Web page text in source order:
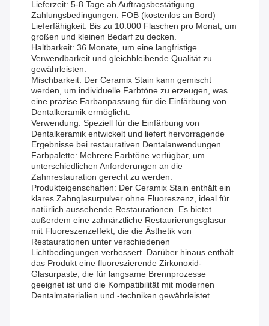
Lieferzeit: 5-8 Tage ab Auftragsbestätigung.
Zahlungsbedingungen: FOB (kostenlos an Bord)
Lieferfähigkeit: Bis zu 10.000 Flaschen pro Monat, um
großen und kleinen Bedarf zu decken.
Haltbarkeit: 36 Monate, um eine langfristige
Verwendbarkeit und gleichbleibende Qualität zu
gewährleisten.
Mischbarkeit: Der Ceramix Stain kann gemischt
werden, um individuelle Farbtöne zu erzeugen, was
eine präzise Farbanpassung für die Einfärbung von
Dentalkeramik ermöglicht.
Verwendung: Speziell für die Einfärbung von
Dentalkeramik entwickelt und liefert hervorragende
Ergebnisse bei restaurativen Dentalanwendungen.
Farbpalette: Mehrere Farbtöne verfügbar, um
unterschiedlichen Anforderungen an die
Zahnrestauration gerecht zu werden.
Produkteigenschaften: Der Ceramix Stain enthält ein
klares Zahnglasurpulver ohne Fluoreszenz, ideal für
natürlich aussehende Restaurationen. Es bietet
außerdem eine zahnärztliche Restaurierungsglasur
mit Fluoreszenzeffekt, die die Ästhetik von
Restaurationen unter verschiedenen
Lichtbedingungen verbessert. Darüber hinaus enthält
das Produkt eine fluoreszierende Zirkonoxid-
Glasurpaste, die für langsame Brennprozesse
geeignet ist und die Kompatibilität mit modernen
Dentalmaterialien und -techniken gewährleistet.